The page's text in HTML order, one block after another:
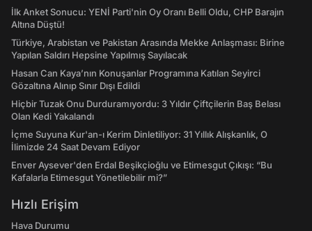
İlk Anket Sonucu: YENİ Parti'nin Oy Oranı Belli Oldu, CHP Barajın
Altına Düştü!
Türkiye, Arabistan ve Pakistan Arasında Mekke Anlaşması: Birine
Yapılan Saldırı Hepsine Yapılmış Sayılacak
Hasan Can Kaya’nın Konuşanlar Programına Katılan Seyirci
Gözaltına Alınıp Sınır Dışı Edildi
Hiçbir Tuzak Onu Durduramıyordu: 3 Yıldır Çiftçilerin Baş Belası
Olan Kedi Yakalandı
İçme Suyuna Kur'an-ı Kerim Dinletiliyor: 31 Yıllık Alışkanlık, O
İlimizde 24 Saat Devam Ediyor
Enver Aysever'den Erdal Beşikçioğlu ve Etimesgut Çıkışı: “Bu
Kafalarla Etimesgut Yönetilebilir mi?”
Hızlı Erişim
Hava Durumu